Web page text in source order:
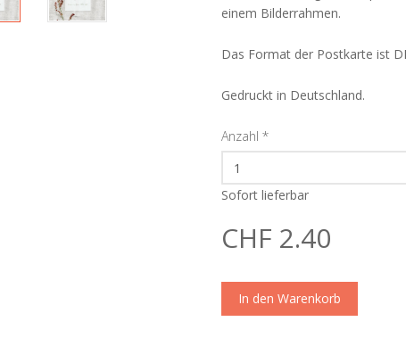
einem Bilderrahmen.
Das Format der Postkarte ist
Gedruckt in Deutschland.
Anzahl *
Sofort lieferbar
CHF 2.40
In den Warenkorb